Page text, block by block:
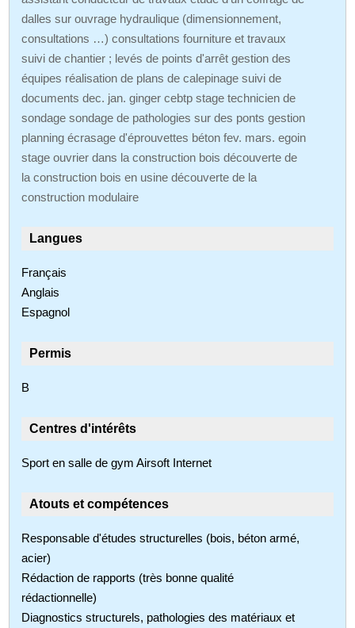
dalles sur ouvrage hydraulique (dimensionnement,
consultations …) consultations fourniture et travaux
suivi de chantier ; levés de points d'arrêt gestion des
équipes réalisation de plans de calepinage suivi de
documents dec. jan. ginger cebtp stage technicien de
sondage sondage de pathologies sur des ponts gestion
planning écrasage d'éprouvettes béton fev. mars. egoin
stage ouvrier dans la construction bois découverte de
la construction bois en usine découverte de la
construction modulaire
Langues
Français
Anglais
Espagnol
Permis
B
Centres d'intérêts
Sport en salle de gym Airsoft Internet
Atouts et compétences
Responsable d'études structurelles (bois, béton armé,
acier)
Rédaction de rapports (très bonne qualité
rédactionnelle)
Diagnostics structurels, pathologies des matériaux et